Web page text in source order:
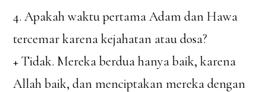
4. Apakah waktu pertama Adam dan Hawa
tercemar karena kejahatan atau dosa?
+ Tidak. Mereka berdua hanya baik, karena
Allah baik, dan menciptakan mereka dengan